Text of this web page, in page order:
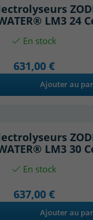
LM3 24
En stock
631,00 €
Ajouter au
LM3 30
En stock
637,00 €
Ajouter au